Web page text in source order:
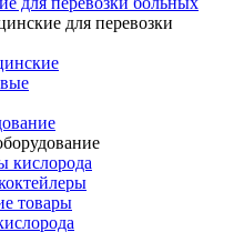
для перевозки
кислорода
товары